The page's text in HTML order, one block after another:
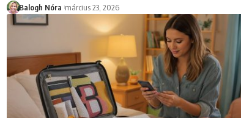
Balogh Nóra március 23, 2026